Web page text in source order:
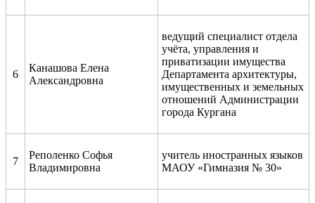
6
Канашова Елена
Александровна
ведущий специалист отдела
учёта, управления и
приватизации имущества
Департамента архитектуры,
имущественных и земельных
отношений Администрации
города Кургана
7
Реполенко Софья
Владимировна
учитель иностранных языков
МАОУ «Гимназия № 30»